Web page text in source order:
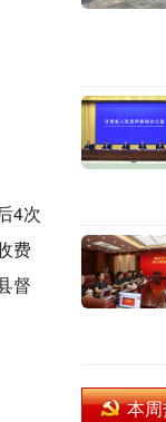
4次
费
督
本